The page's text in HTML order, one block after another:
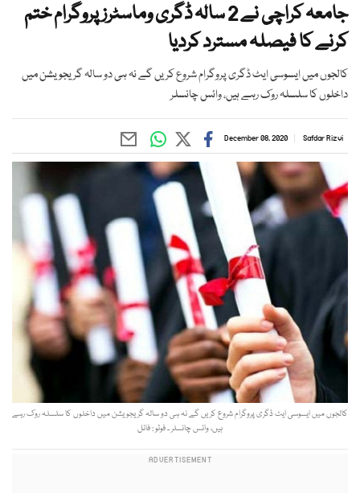
جامعہ کراچی نے 2 سالہ ڈگری وماسٹرز پروگرام ختم
کرنے کا فیصلہ مسترد کردیا
کالجوں میں ایسوسی ایٹ ڈگری پروگرام شروع کریں گے نہ ہی دو سالہ گریجویشن میں
داخلوں کا سلسلہ روک رہے ہیں، وائس چانسلر
Safdar Rizvi
December 08, 2020
کالجوں میں ایسوسی ایٹ ڈگری پروگرام شروع کریں گے نہ ہی دو سالہ گریجویشن میں داخلوں کا سلسلہ روک رہے
ہیں، وائس چانسلر ۔ فوٹو : فائل